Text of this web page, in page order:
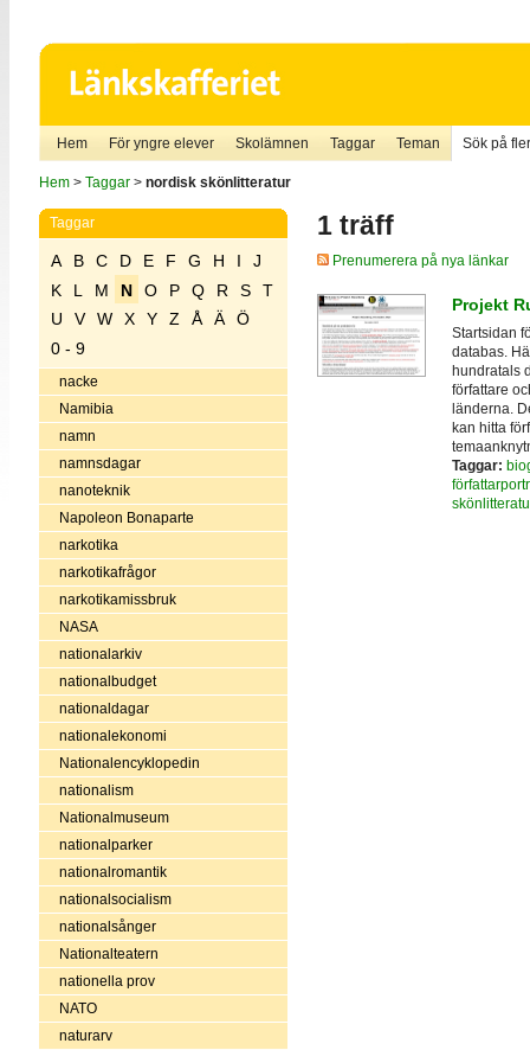
Hem För yngre elever Skolämnen Taggar Teman Sök på
Hem> Taggar> nordisk skönlitteratur
Taggar
A B C D E F G H I
J
K
L M N O P Q R S
T
U
V W X Y Z Å Ä
Ö
0 - 9
nacke
Namibia
namn
namnsdagar
nanoteknik
Napoleon Bonaparte
narkotika
narkotikafrågor
narkotikamissbruk
NASA
nationalarkiv
nationalbudget
nationaldagar
nationalekonomi
Nationalencyklopedin
nationalism
Nationalmuseum
nationalparker
nationalromantik
nationalsocialism
nationalsånger
Nationalteatern
nationella prov
NATO
naturarv
1 träff
Prenumerera på nya länkar
Projekt
Startsidan
databas.
hundratals
författare
länderna.
kan hitta
Taggar: